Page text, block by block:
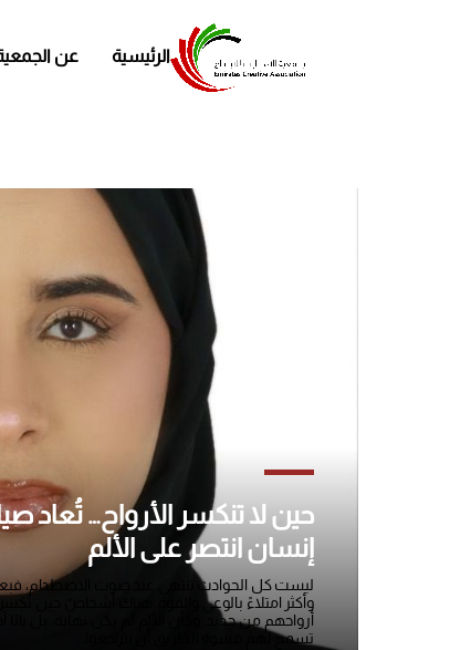
الرئيسية عن
حين لا تنكسر الأرواح… تُعاد
إنسان انتصر على الألم
ليست كل الحوادث تنتهي عند صوت الاصطدام،
وأكثر امتلاءً بالوعي والقوة. هناك أشخاصٌ حين
أرواحهم من جديد، وكأن الألم لم يكن نهاية، بل بابًا
تسمح لهم قسوة الطريق أن يتراجعوا...